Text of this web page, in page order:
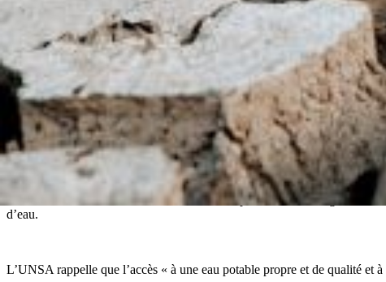
Depuis plusieurs mois, Mayotte est confrontée à une crise de l’eau sans
Les solutions annoncées par le gouvernement, comme la distribution de
La solution prise par les autorités d’instaurer 48 heures de coupures
Le Conseil national de l’UNSA réuni le 27 septembre 2023 exige de
d’eau.
L’UNSA rappelle que l’accès « à une eau potable propre et de qualité et